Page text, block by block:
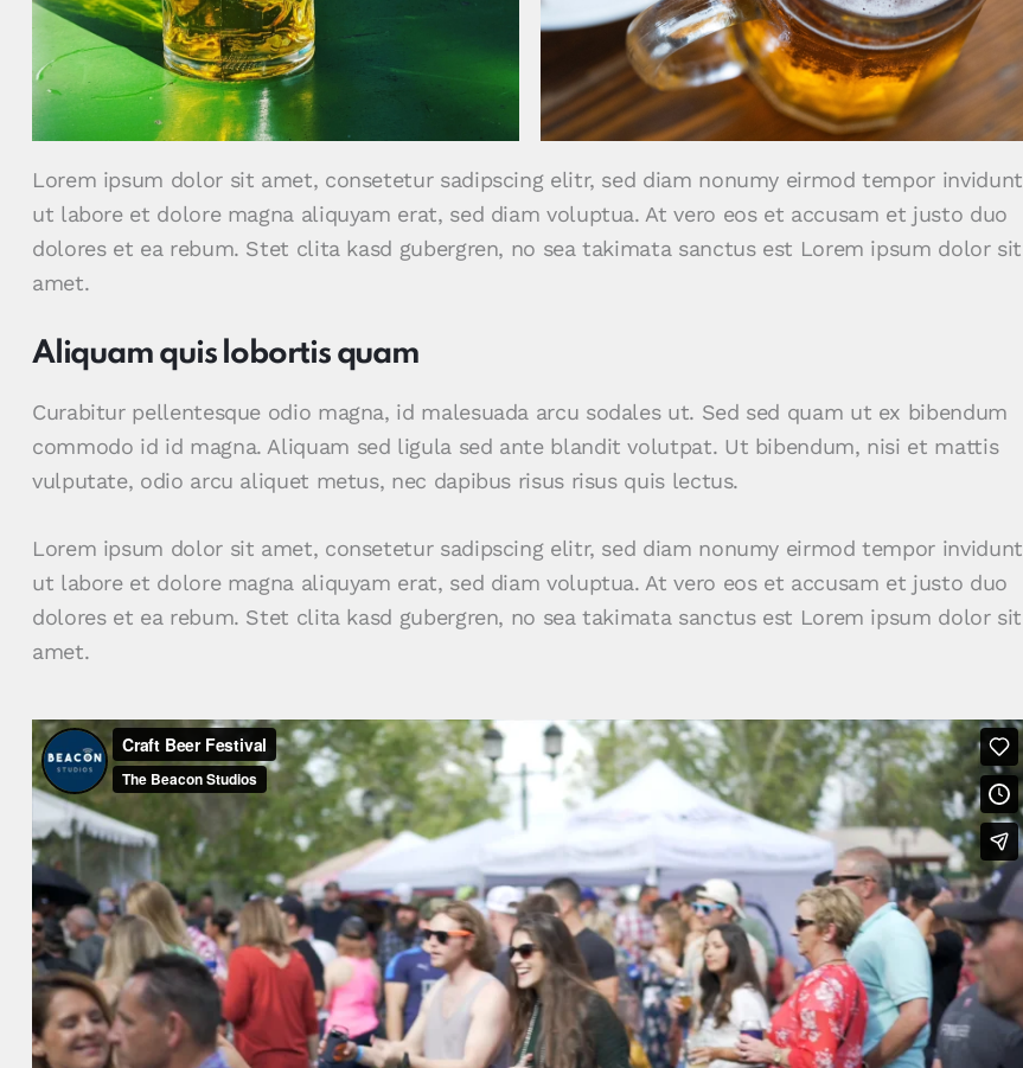
Lorem ipsum dolor sit amet, consetetur sadipscing elitr, sed diam nonumy eirmod tempor invidunt
ut labore et dolore magna aliquyam erat, sed diam voluptua. At vero eos et accusam et justo duo
dolores et ea rebum. Stet clita kasd gubergren, no sea takimata sanctus est Lorem ipsum dolor sit
amet.
Aliquam quis lobortis quam
Curabitur pellentesque odio magna, id malesuada arcu sodales ut. Sed sed quam ut ex bibendum
commodo id id magna. Aliquam sed ligula sed ante blandit volutpat. Ut bibendum, nisi et mattis
vulputate, odio arcu aliquet metus, nec dapibus risus risus quis lectus.
Lorem ipsum dolor sit amet, consetetur sadipscing elitr, sed diam nonumy eirmod tempor invidunt
ut labore et dolore magna aliquyam erat, sed diam voluptua. At vero eos et accusam et justo duo
dolores et ea rebum. Stet clita kasd gubergren, no sea takimata sanctus est Lorem ipsum dolor sit
amet.